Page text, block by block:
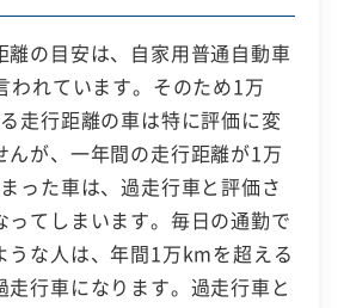
離の目安は、自家用普通自動車
われています。そのため1万
走行距離の車は特に評価に変
んが、一年間の走行距離が1万
った車は、過走行車と評価さ
ってしまいます。毎日の通勤で
うな人は、年間1万kmを超える
走行車になります。過走行車と